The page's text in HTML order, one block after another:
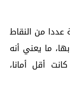
من النقاط
ما يعني أنه
أقل أمانا،